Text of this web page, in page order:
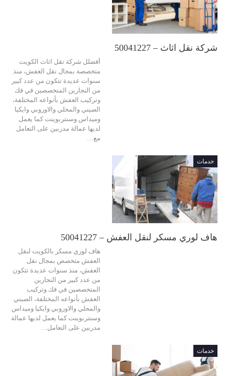
شركة نقل اثاث – 50041227
أفضلل شركة نقل اثاث الكويت
متخصصة بمجال نقل العفش، منذ
سنوات عديدة تتكون من عدد كبير
من النجارين المتخصصين في فك
وتركيب العفش بأنواعه المختلفة،
الصيني والمحلي والاوروبي وايكيا
وميداس وسنتربوينت كما يعمل
لديها عمالة مدربين على التعامل
مع…
خدمات
هاف لوري مسكر لنقل العفش – 50041227
هاف لوري مسكر بالكويت لنقل
العفش متخصص بمجال نقل
العفش، منذ سنوات عديدة تتكون
من عدد كبير من النجارين
المتخصصين في فك وتركيب
العفش بأنواعه المختلفة، الصيني
والمحلي والاوروبي وايكيا وميداس
وسنتربوينت كما يعمل لديها عمالة
مدربين على التعامل…
خدمات